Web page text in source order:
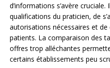
d’informations s’avère
qualifications du praticien, de
autorisations nécessaires et de
patients. La comparaison des
offres trop alléchantes
certains établissements peu